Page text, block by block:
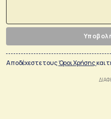
Αποδέχεστε τουςΌροι Χρήσηςκαι